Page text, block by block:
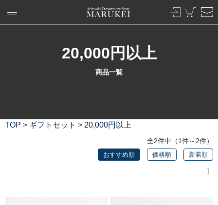
20,000円以上
商品一覧
TOP > ギフトセット > 20,000円以上
全2件中（1件～2件）
おすすめ順 価格順 新着順
1